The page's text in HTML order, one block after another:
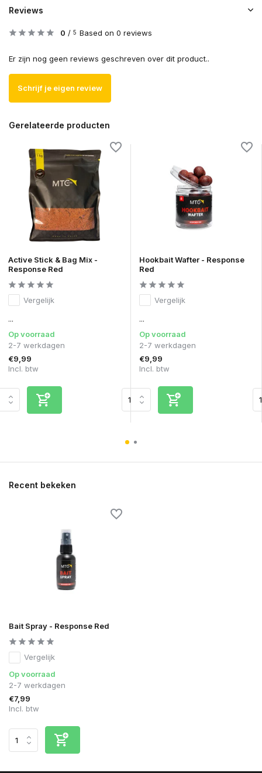
Reviews
0 / 5 Based on 0 reviews
Er zijn nog geen reviews geschreven over dit product..
Schrijf je eigen review
Gerelateerde producten
Active Stick & Bag Mix -
Response Red
Vergelijk
...
Op voorraad
2-7 werkdagen
€9,99
Incl. btw
Hookbait Wafter - Response
Red
Vergelijk
...
Op voorraad
2-7 werkdagen
€9,99
Incl. btw
Recent bekeken
Bait Spray - Response Red
Vergelijk
Op voorraad
2-7 werkdagen
€7,99
Incl. btw